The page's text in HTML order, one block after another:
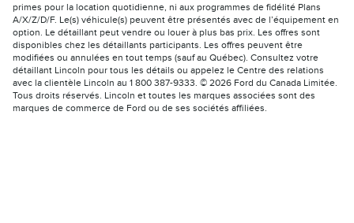
primes pour la location quotidienne, ni aux programmes de fidélité Plans
A/X/Z/D/F. Le(s) véhicule(s) peuvent être présentés avec de l’équipement en
option. Le détaillant peut vendre ou louer à plus bas prix. Les offres sont
disponibles chez les détaillants participants. Les offres peuvent être
modifiées ou annulées en tout temps (sauf au Québec). Consultez votre
détaillant Lincoln pour tous les détails ou appelez le Centre des relations
avec la clientèle Lincoln au 1 800 387-9333. © 2026 Ford du Canada Limitée.
Tous droits réservés. Lincoln et toutes les marques associées sont des
marques de commerce de Ford ou de ses sociétés affiliées.